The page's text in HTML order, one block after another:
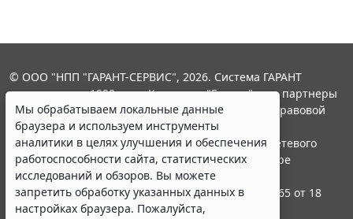
Мы обрабатываем локальные данные
браузера и используем инструменты
аналитики в целях улучшения и обеспечения
работоспособности сайта, статистических
исследований и обзоров. Вы можете
запретить обработку указанных данных в
настройках браузера. Пожалуйста,
© ООО "НПП "ГАРАНТ-СЕРВИС", 2026. Система ГАРАНТ
выпускается с 1990 года. Компания "Гарант" и ее партнеры
являются участниками Российской ассоциации правовой
информации ГАРАНТ.
Портал ГАРАНТ.РУ зарегистрирован в качестве сетевого
издания Федеральной службой по надзору в сфере
связи,информационных технологий и массовых
коммуникаций (Роскомнадзором), Эл № ФС77-58365 от 18
июня 2014 года.